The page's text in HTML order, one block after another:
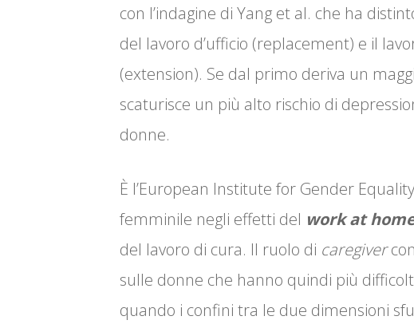
con l’indagine di Yang et al. che ha
del lavoro d’ufficio (replacement) e il
(extension). Se dal primo deriva un
scaturisce un più alto rischio di
donne.
È l’European Institute for Gender
femminile negli effetti del work at
del lavoro di cura. Il ruolo di caregiver
sulle donne che hanno quindi più
quando i confini tra le due dimensioni